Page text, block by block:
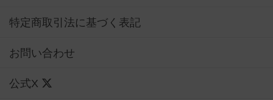
特定商取引法に基づく表記
お問い合わせ
公式X